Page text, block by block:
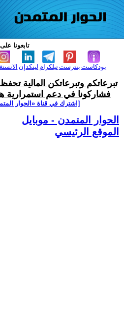
تابعونا
لينكدإن تيلكرامبنترست بودكاست
تبرعاتكم وتبرعاتكن المالية
فشاركونا في دعم استمرارية
[اشترك في قناة ‫«الحوار
الحوار المتمدن - موبايل
الموقع الرئيسي